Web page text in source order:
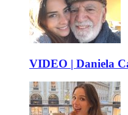
VIDEO | Daniela